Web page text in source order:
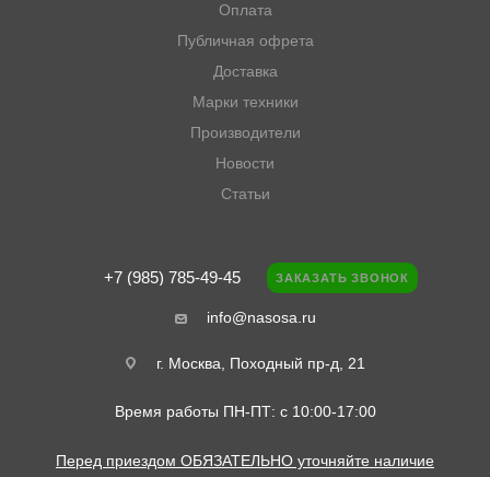
Оплата
Публичная офрета
Доставка
Марки техники
Производители
Новости
Статьи
+7 (985) 785-49-45 ЗАКАЗАТЬ ЗВОНОК
info@nasosa.ru
г. Москва, Походный пр-д, 21
Время работы ПН-ПТ: с 10:00-17:00
Перед приездом ОБЯЗАТЕЛЬНО уточняйте наличие